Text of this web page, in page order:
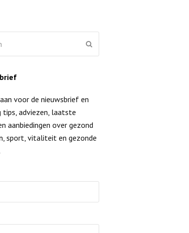
voor de nieuwsbrief en
tips, adviezen, laatste
aanbiedingen over gezond
sport, vitaliteit en gezonde